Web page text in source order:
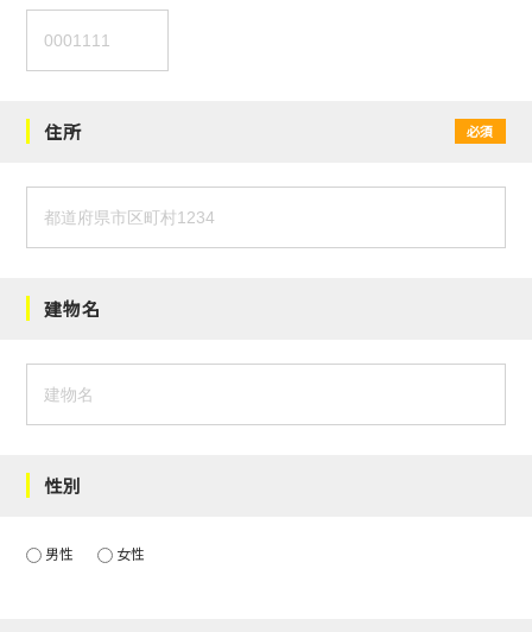
住所 必須
建物名
性別
男性 女性